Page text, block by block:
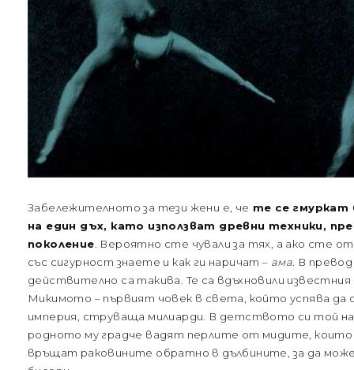
Забележителното за тези жени е, че те се гмуркат
на един дъх, като използват древни техники,
поколение . Вероятно сте чували за тях, а ако сте
със сигурност знаете и как ги наричат – ама . В
действително са такива. Те са вдъхновили
Микимото – първият човек в света, който успява да
империя, струваща милиарди. В детството си той
родното му градче вадят перлите от мидите,
връщат раковините обратно в дълбините, за да